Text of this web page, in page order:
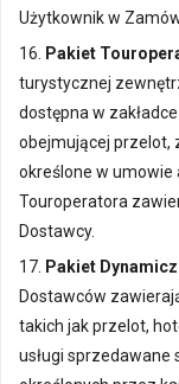
Użytkownik w
16. Pakiet
turystycznej
dostępna w
obejmującej przelot,
określone w umowie
Touroperatora
Dostawcy.
17. Pakiet
Dostawców
takich jak przelot,
usługi sprzedawane